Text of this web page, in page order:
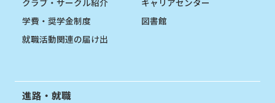
学費・奨学金制度
就職活動関連の届け出
図書館
進路・就職